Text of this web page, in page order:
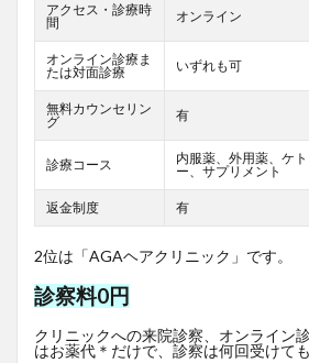
アクセス・診療時
間
オンライン
オンライン診療ま
たは対面診療
いずれも可
無料カウンセリン
グ
有
診療コース
内服薬、外用薬、ケ
ー、サプリメント
返金制度 有
2位は「AGAヘアクリニック」です。
診察料0円
クリニックへの来院診察、オンライン
はお薬代＊だけで、診察は何回受けて